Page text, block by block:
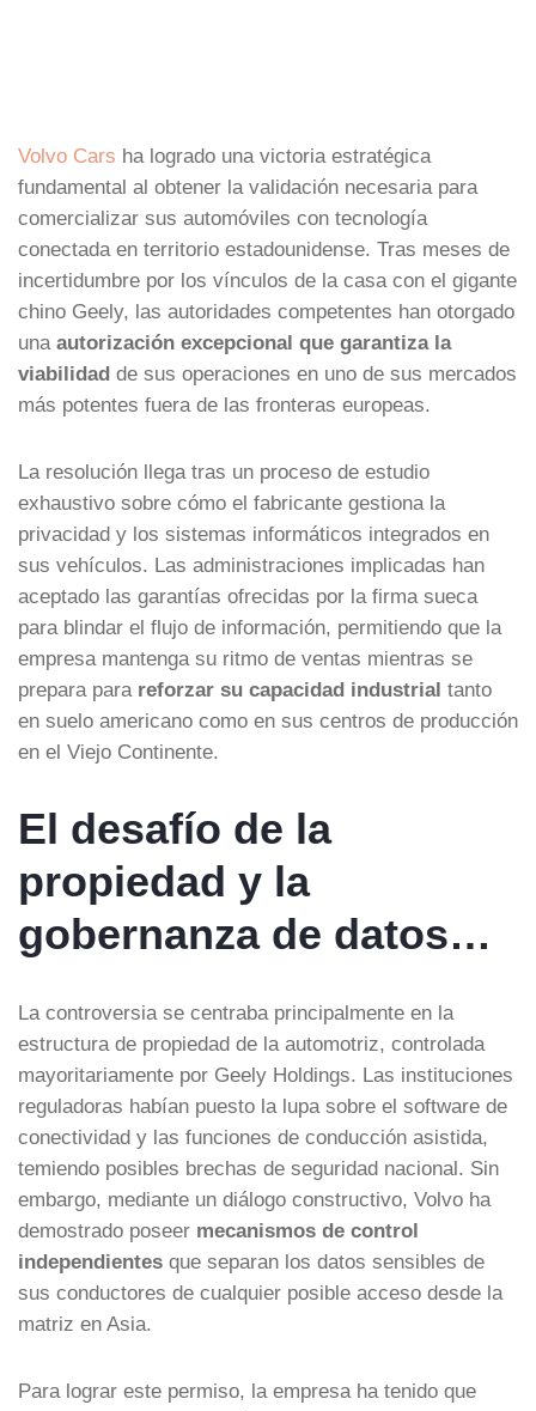
Volvo Cars ha logrado una victoria estratégica
fundamental al obtener la validación necesaria para
comercializar sus automóviles con tecnología
conectada en territorio estadounidense. Tras meses de
incertidumbre por los vínculos de la casa con el gigante
chino Geely, las autoridades competentes han otorgado
una autorización excepcional que garantiza la
viabilidad de sus operaciones en uno de sus mercados
más potentes fuera de las fronteras europeas.
La resolución llega tras un proceso de estudio
exhaustivo sobre cómo el fabricante gestiona la
privacidad y los sistemas informáticos integrados en
sus vehículos. Las administraciones implicadas han
aceptado las garantías ofrecidas por la firma sueca
para blindar el flujo de información, permitiendo que la
empresa mantenga su ritmo de ventas mientras se
prepara para reforzar su capacidad industrial tanto
en suelo americano como en sus centros de producción
en el Viejo Continente.
El desafío de la
propiedad y la
gobernanza de datos…
La controversia se centraba principalmente en la
estructura de propiedad de la automotriz, controlada
mayoritariamente por Geely Holdings. Las instituciones
reguladoras habían puesto la lupa sobre el software de
conectividad y las funciones de conducción asistida,
temiendo posibles brechas de seguridad nacional. Sin
embargo, mediante un diálogo constructivo, Volvo ha
demostrado poseer mecanismos de control
independientes que separan los datos sensibles de
sus conductores de cualquier posible acceso desde la
matriz en Asia.
Para lograr este permiso, la empresa ha tenido que